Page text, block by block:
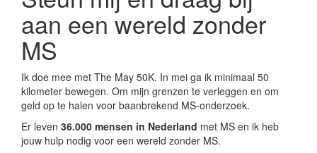
aan een wereld zonder
MS
Ik doe mee met The May 50K. In mei ga ik minimaal 50
kilometer bewegen. Om mijn grenzen te verleggen en om
geld op te halen voor baanbrekend MS-onderzoek.
Er leven 36.000 mensen in Nederland met MS en ik heb
jouw hulp nodig voor een wereld zonder MS.